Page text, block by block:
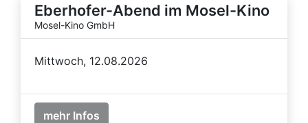
Eberhofer-Abend im Mosel-Kino
Mosel-Kino GmbH
Mittwoch, 12.08.2026
mehr Infos